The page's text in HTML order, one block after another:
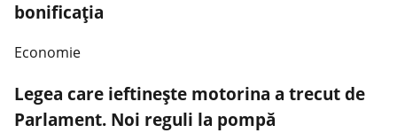
bonificația
Economie
Legea care ieftinește motorina a trecut de
Parlament. Noi reguli la pompă